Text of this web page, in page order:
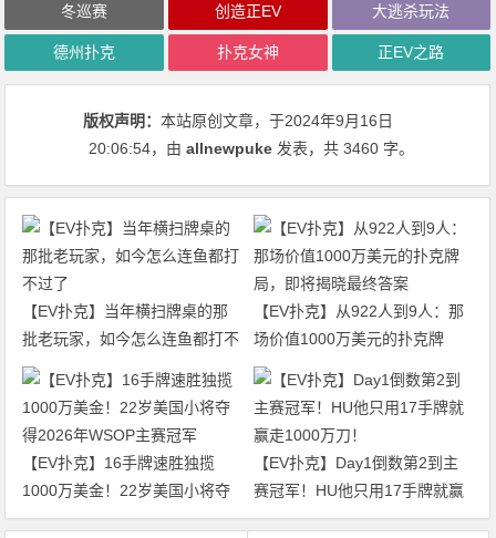
冬巡赛 创造正EV 大逃杀玩法
德州扑克 扑克女神 正EV之路
版权声明：本站原创文章，于2024年9月16日
20:06:54，由allnewpuke 发表，共 3460 字。
【EV扑克】当年横扫牌桌的那
批老玩家，如今怎么连鱼都打不
过了
【EV扑克】从922人到9人：那
场价值1000万美元的扑克牌
局，即将揭晓最终答案
【EV扑克】16手牌速胜独揽
1000万美金！22岁美国小将夺
得2026年WSOP主赛冠军
【EV扑克】Day1倒数第2到主
赛冠军！HU他只用17手牌就赢
走1000万刀！